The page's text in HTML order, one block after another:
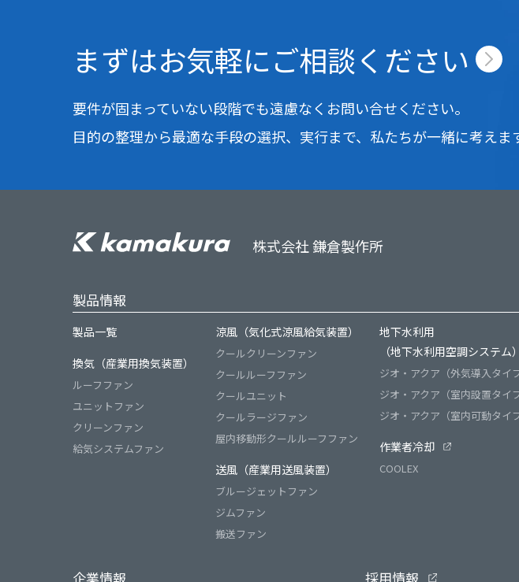
まずはお気軽にご相談ください
要件が固まっていない段階でも遠慮なくお問い合せください。
目的の整理から最適な手段の選択、実行まで、 私たちが一緒に考えま
株式会社 鎌倉製作所
製品情報
製品一覧
換気（産業用換気装置）
ルーフファン
ユニットファン
クリーンファン
給気システムファン
涼風（気化式涼風給気装置）
クールクリーンファン
クールルーフファン
クールユニット
クールラージファン
屋内移動形クールルーフファン
送風（産業用送風装置）
ブルージェットファン
ジムファン
搬送ファン
地下水利用
（地下水利用空調システム）
ジオ・アクア（外気導入タイプ
ジオ・アクア（室内設置タイプ
ジオ・アクア（室内可動タイプ
作業者冷却
COOLEX
企業情報 採用情報